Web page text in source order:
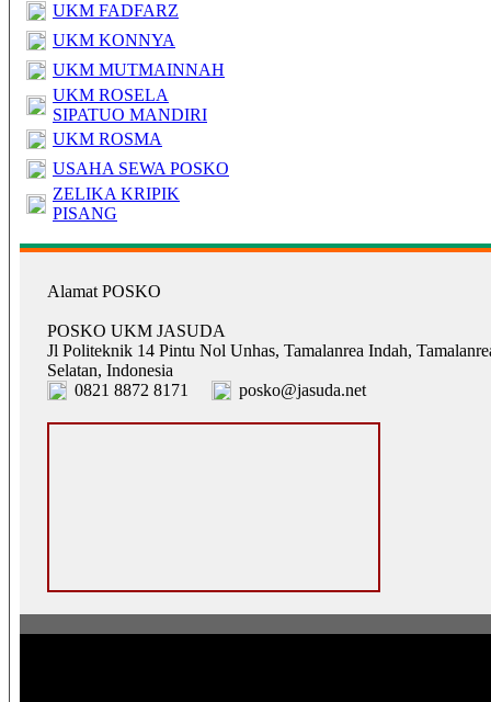
UKM FADFARZ
UKM KONNYA
UKM MUTMAINNAH
UKM ROSELA
SIPATUO MANDIRI
UKM ROSMA
USAHA SEWA POSKO
ZELIKA KRIPIK
PISANG
Alamat POSKO
POSKO UKM JASUDA
Jl Politeknik 14 Pintu Nol Unhas, Tamalanrea Indah,
Selatan, Indonesia
0821 8872 8171
posko@jasuda.net